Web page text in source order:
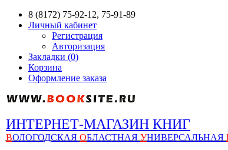
8 (8172) 75-92-12, 75-91-89
Личный кабинет
Регистрация
Авторизация
Закладки (0)
Корзина
Оформление заказа
ИНТЕРНЕТ-МАГАЗИН КНИГ
ВОЛОГОДСКАЯ ОБЛАСТНАЯ УНИВЕРСАЛЬНАЯ